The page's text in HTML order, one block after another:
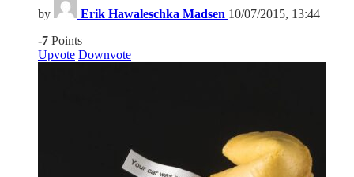
by Erik Hawaleschka Madsen 10/07/2015, 13:44
-7 Points
Upvote Downvote